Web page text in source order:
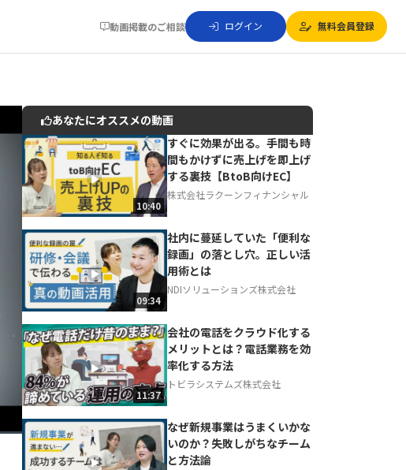
動画掲載のご相談 ログイン 無料会員登録
Fullscreen
動画でご紹介しているサービスについて
お気軽にご相談・ご質問いただけます！
30秒でお申し込み可能
相談を希望する 無料
あなたにオススメの動画
10:40
すぐに効果が出る。手間も時
間もかけずに売上げを即上げ
する裏技【BtoB向けEC】
株式会社ラクーンフィナンシャル
09:34
社内に蔓延していた「便利な
録画」の落とし穴。正しい活
用術とは
NDIソリューションズ株式会社
11:37
会社の電話をクラウド化する
メリットとは？電話業務を効
率化する方法
トビラシステムズ株式会社
なぜ新規事業はうまくいかな
いのか？失敗しがちなチーム
と方法論